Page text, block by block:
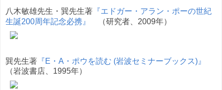
八木敏雄先生・巽先生著 『エドガー・アラン・ポーの世紀
生誕200周年記念必携』
（研究者、2009年）
巽先生著 『E・A・ポウを読む (岩波セミナーブックス)』
（岩波書店、1995年）